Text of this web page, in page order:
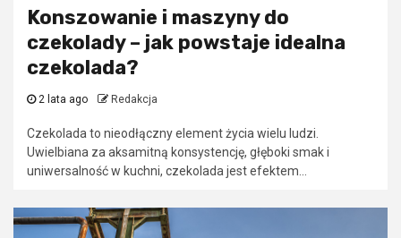
Konszowanie i maszyny do
czekolady – jak powstaje idealna
czekolada?
2 lata ago Redakcja
Czekolada to nieodłączny element życia wielu ludzi.
Uwielbiana za aksamitną konsystencję, głęboki smak i
uniwersalność w kuchni, czekolada jest efektem...